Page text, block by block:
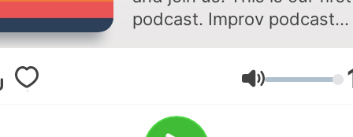
podcast. Improv podcast
@p_p_p_podcast on insta Or
follow Mari on insta
音量